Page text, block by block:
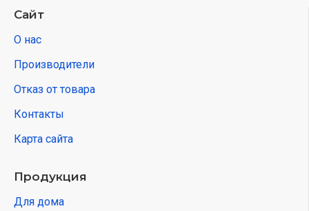
Сайт
О нас
Производители
Отказ от товара
Контакты
Карта сайта
Продукция
Для дома